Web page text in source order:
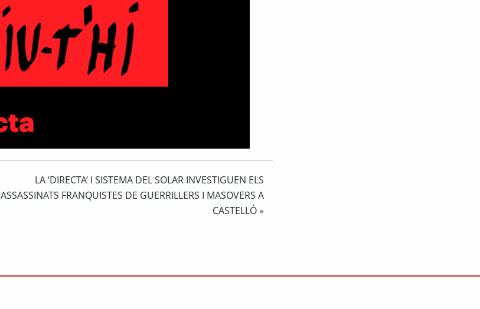
LA ‘DIRECTA’ I SISTEMA DEL SOLAR INVESTIGUEN ELS
ASSASSINATS FRANQUISTES DE GUERRILLERS I MASOVERS A
CASTELLÓ »